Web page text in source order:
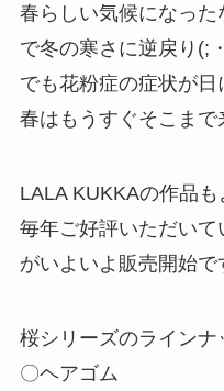
春らしい気候になった
で冬の寒さに逆戻り(;
でも花粉症の症状が日
春はもうすぐそこまで
LALA KUKKAの作品
毎年ご好評いただい
がいよいよ販売開始で
桜シリーズのラインナ
〇ヘアゴム